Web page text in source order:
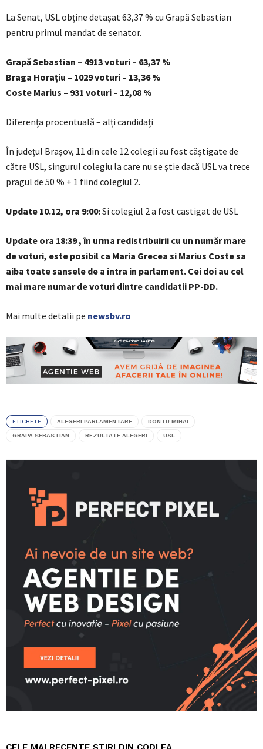
La Senat, USL obține detașat 63,37 % cu Grapă Sebastian
pentru primul mandat de senator.
Grapă Sebastian – 4913 voturi – 63,37 %
Braga Horațiu – 1029 voturi – 13,36 %
Coste Marius – 931 voturi – 12,08 %
Diferența procentuală – alți candidați
În județul Brașov, 11 din cele 12 colegii au fost câștigate de
către USL, singurul colegiu la care nu se știe dacă USL va trece
pragul de 50 % + 1 fiind colegiul 2.
Update 10.12, ora 9:00:Si colegiul 2 a fost castigat de USL
Update ora 18:39 , în urma redistribuirii cu un număr mare
de voturi, este posibil ca Maria Grecea si Marius Coste sa
aiba toate sansele de a intra in parlament. Cei doi au cel
mai mare numar de voturi dintre candidatii PP-DD.
Mai multe detalii pe newsbv.ro
ETICHETE ALEGERI PARLAMENTARE DONTU MIHAI
GRAPA SEBASTIAN REZULTATE ALEGERI USL